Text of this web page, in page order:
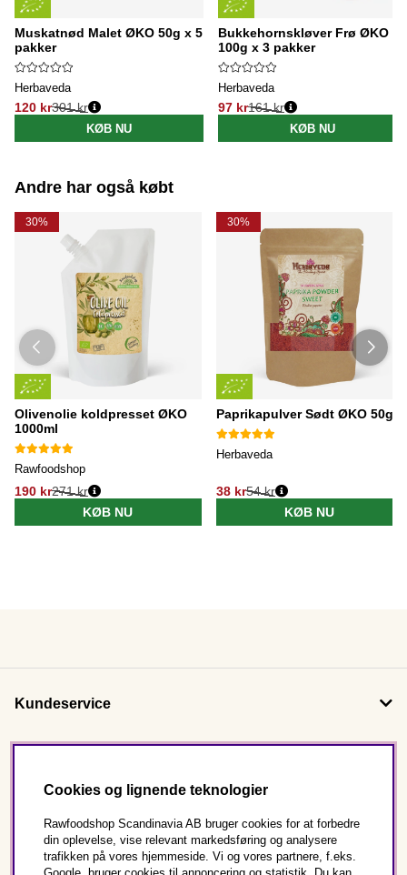
Muskatnød Malet ØKO 50g x 5
pakker
Herbaveda
120 kr
Normalpris:
301 kr
KØB NU
Bukkehornskløver Frø ØKO
100g x 3 pakker
Herbaveda
97 kr
Normalpris:
161 kr
KØB NU
Andre har også købt
30%
Olivenolie koldpresset ØKO
1000ml
Rawfoodshop
190 kr271 kr
KØB NU
30%
Paprikapulver Sødt ØKO 50g
Herbaveda
38 kr54 kr
KØB NU
Kundeservice
Dette er Rawfoodshop
Cookies og lignende teknologier
Rawfoodshop Scandinavia AB bruger cookies for at forbedre
din oplevelse, vise relevant markedsføring og analysere
trafikken på vores hjemmeside. Vi og vores partnere, f.eks.